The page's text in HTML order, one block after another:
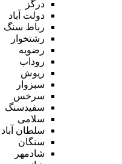
درگز
دولت آباد
رباط سنگ
رشتخوار
رضویه
روداب
ریوش
سبزوار
سرخس
سفیدسنگ
سلامی
سلطان آباد
سنگان
شادمهر